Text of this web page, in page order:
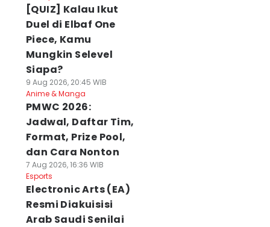
[QUIZ] Kalau Ikut
Duel di Elbaf One
Piece, Kamu
Mungkin Selevel
Siapa?
9 Aug 2026, 20:45 WIB
Anime & Manga
PMWC 2026:
Jadwal, Daftar Tim,
Format, Prize Pool,
dan Cara Nonton
7 Aug 2026, 16:36 WIB
Esports
Electronic Arts (EA)
Resmi Diakuisisi
Arab Saudi Senilai